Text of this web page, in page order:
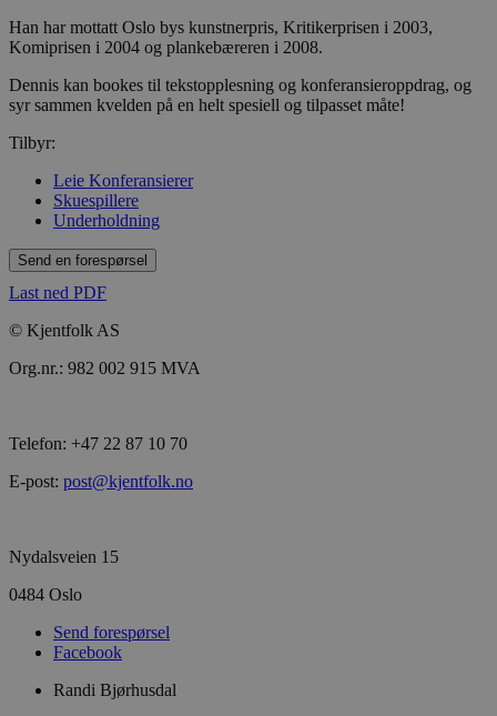
Han har mottatt Oslo bys kunstnerpris, Kritikerprisen i 2003,
Komiprisen i 2004 og plankebæreren i 2008.
Dennis kan bookes til tekstopplesning og konferansieroppdrag, og
syr sammen kvelden på en helt spesiell og tilpasset måte!
Tilbyr:
Leie Konferansierer
Skuespillere
Underholdning
Send en forespørsel
Last ned PDF
© Kjentfolk AS
Org.nr.: 982 002 915 MVA
Telefon: +47 22 87 10 70
E-post: post@kjentfolk.no
Nydalsveien 15
0484 Oslo
Send forespørsel
Facebook
Randi Bjørhusdal